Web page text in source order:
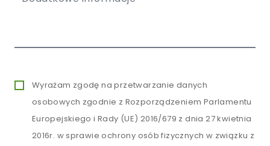
Wyrażam zgodę na przetwarzanie danych
osobowych zgodnie z Rozporządzeniem Parlamentu
Europejskiego i Rady (UE) 2016/679 z dnia 27 kwietnia
2016r. w sprawie ochrony osób fizycznych w związku z